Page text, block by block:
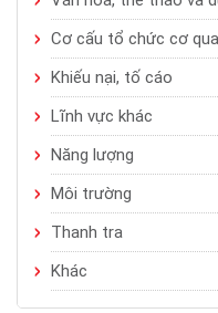
Cơ cấu tổ chức cơ
Khiếu nại, tố cáo
Lĩnh vực khác
Năng lượng
Môi trường
Thanh tra
Khác